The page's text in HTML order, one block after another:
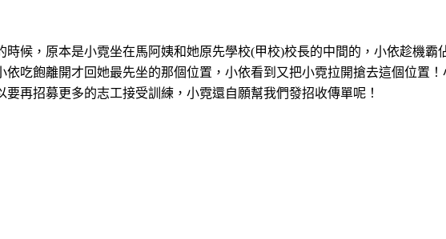
時候，原本是小霓坐在馬阿姨和她原先學校(甲校)校長的中間的，小依趁機霸
吃飽離開才回她最先坐的那個位置，小依看到又把小霓拉開搶去這個位置
再招募更多的志工接受訓練，小霓還自願幫我們發招收傳單呢！